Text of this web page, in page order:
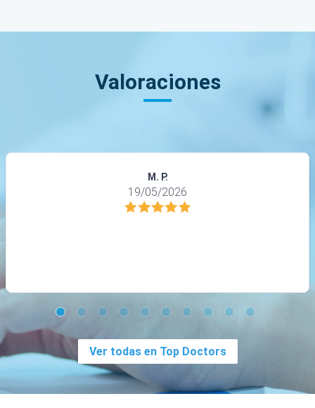
Valoraciones
M. P.
19/05/2026
Ver todas en Top Doctors